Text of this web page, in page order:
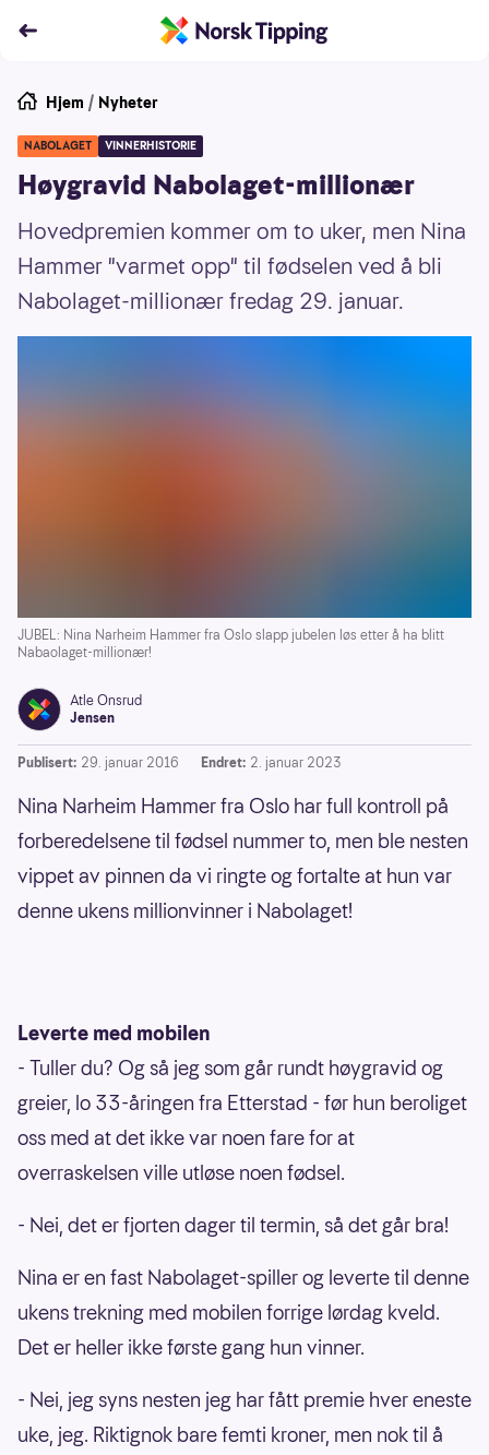
Hjem / Nyheter
NABOLAGET VINNERHISTORIE
Høygravid Nabolaget-millionær
Hovedpremien kommer om to uker, men Nina
Hammer "varmet opp" til fødselen ved å bli
Nabolaget-millionær fredag 29. januar.
JUBEL: Nina Narheim Hammer fra Oslo slapp jubelen løs etter å ha blitt
Nabaolaget-millionær!
Atle Onsrud
Jensen
Publisert: 29. januar 2016 Endret: 2. januar 2023
Nina Narheim Hammer fra Oslo har full kontroll på
forberedelsene til fødsel nummer to, men ble nesten
vippet av pinnen da vi ringte og fortalte at hun var
denne ukens millionvinner i Nabolaget!
Leverte med mobilen
- Tuller du? Og så jeg som går rundt høygravid og
greier, lo 33-åringen fra Etterstad - før hun beroliget
oss med at det ikke var noen fare for at
overraskelsen ville utløse noen fødsel.
- Nei, det er fjorten dager til termin, så det går bra!
Nina er en fast Nabolaget-spiller og leverte til denne
ukens trekning med mobilen forrige lørdag kveld.
Det er heller ikke første gang hun vinner.
- Nei, jeg syns nesten jeg har fått premie hver eneste
uke, jeg. Riktignok bare femti kroner, men nok til å